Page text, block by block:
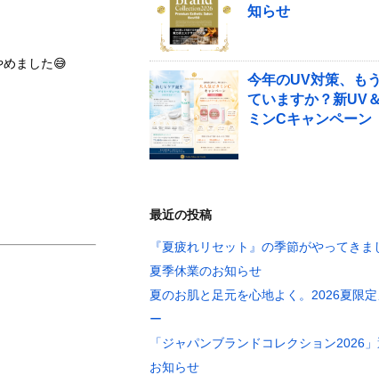
めました😅
知らせ
今年のUV対策、も
ていますか？新UV
ミンCキャンペーン
最近の投稿
『夏疲れリセット』の季節がやってきま
夏季休業のお知らせ
夏のお肌と足元を心地よく。2026夏限定
ー
「ジャパンブランドコレクション2026
お知らせ